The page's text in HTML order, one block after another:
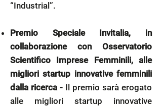
“Industrial”.
Premio Speciale Invitalia, in
collaborazione con Osservatorio
Scientifico Imprese Femminili, alle
migliori startup innovative femminili
dalla ricerca - Il premio sarà erogato
alle migliori startup innovative